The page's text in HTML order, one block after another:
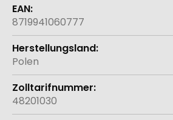
8719941060777
Polen
48201030